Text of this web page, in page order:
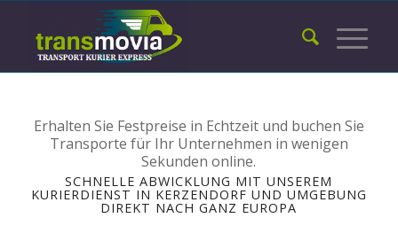
Erhalten Sie Festpreise in Echtzeit und buchen Sie
Transporte für Ihr Unternehmen in wenigen
Sekunden online.
SCHNELLE ABWICKLUNG MIT UNSEREM
KURIERDIENST IN KERZENDORF UND UMGEBUNG
DIREKT NACH GANZ EUROPA